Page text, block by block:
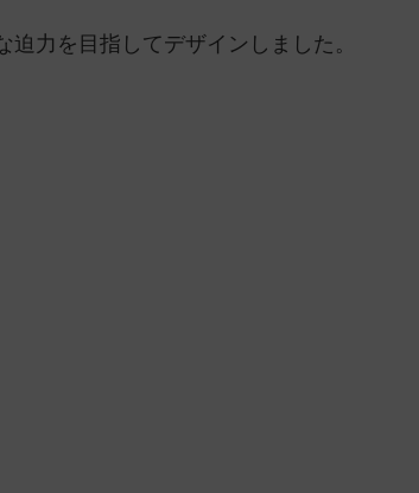
力を目指してデザインしました。